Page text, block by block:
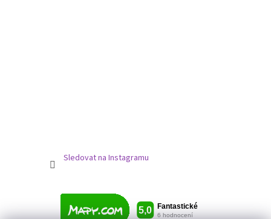
Sledovat na Instagramu